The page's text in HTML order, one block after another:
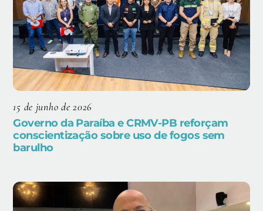
15 de junho de 2026
Governo da Paraíba e CRMV-PB reforçam
conscientização sobre uso de fogos sem
barulho